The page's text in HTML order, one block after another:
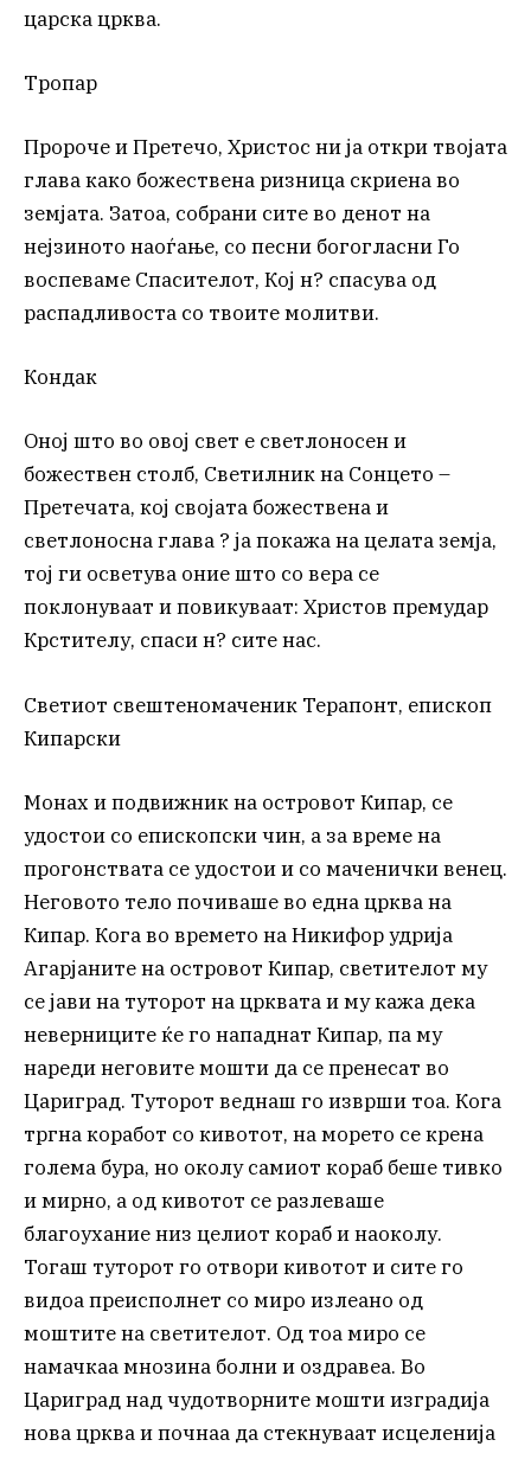
царска црква.
Тропар
Пророче и Претечо, Христос ни ја откри твојата
глава како божествена ризница скриена во
земјата. Затоа, собрани сите во денот на
нејзиното наоѓање, со песни богогласни Го
воспеваме Спасителот, Кој н? спасува од
распадливоста со твоите молитви.
Кондак
Оној што во овој свет е светлоносен и
божествен столб, Светилник на Сонцето –
Претечата, кој својата божествена и
светлоносна глава ? ја покажа на целата земја,
тој ги осветува оние што со вера се
поклонуваат и повикуваат: Христов премудар
Крстителу, спаси н? сите нас.
Светиот свештеномаченик Терапонт, епископ
Кипарски
Монах и подвижник на островот Кипар, се
удостои со епископски чин, а за време на
прогонствата се удостои и со маченички венец.
Неговото тело почиваше во една црква на
Кипар. Кога во времето на Никифор удрија
Агарјаните на островот Кипар, светителот му
се јави на туторот на црквата и му кажа дека
неверниците ќе го нападнат Кипар, па му
нареди неговите мошти да се пренесат во
Цариград. Туторот веднаш го изврши тоа. Кога
тргна коработ со кивотот, на морето се крена
голема бура, но околу самиот кораб беше тивко
и мирно, а од кивотот се разлеваше
благоухание низ целиот кораб и наоколу.
Тогаш туторот го отвори кивотот и сите го
видоа преисполнет со миро излеано од
моштите на светителот. Од тоа миро се
намачкаа мнозина болни и оздравеа. Во
Цариград над чудотворните мошти изградија
нова црква и почнаа да стекнуваат исцеленија